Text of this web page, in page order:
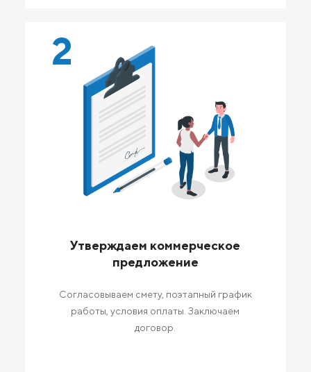
2
Утверждаем коммерческое
предложение
Согласовываем смету, поэтапный график
работы, условия оплаты. Заключаем
договор.